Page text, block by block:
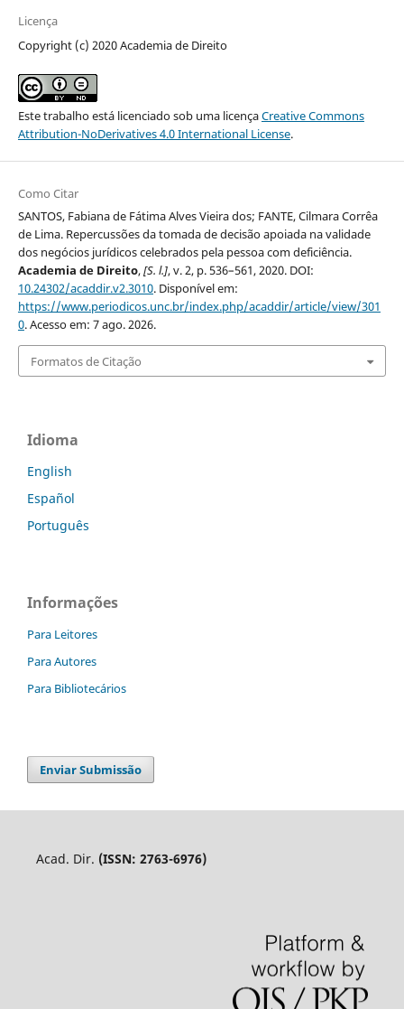
Licença
Copyright (c) 2020 Academia de Direito
Este trabalho está licenciado sob uma licençaCreative Commons
Attribution-NoDerivatives 4.0 International License.
Como Citar
SANTOS, Fabiana de Fátima Alves Vieira dos; FANTE, Cilmara Corrêa
de Lima. Repercussões da tomada de decisão apoiada na validade
dos negócios jurídicos celebrados pela pessoa com deficiência.
Academia de Direito,[S. l.], v. 2, p. 536–561, 2020. DOI:
10.24302/acaddir.v2.3010. Disponível em:
https://www.periodicos.unc.br/index.php/acaddir/article/view/301
0. Acesso em: 7 ago. 2026.
Formatos de Citação
Idioma
English
Español
Português
Informações
Para Leitores
Para Autores
Para Bibliotecários
Enviar Submissão
Acad. Dir. (ISSN: 2763-6976)